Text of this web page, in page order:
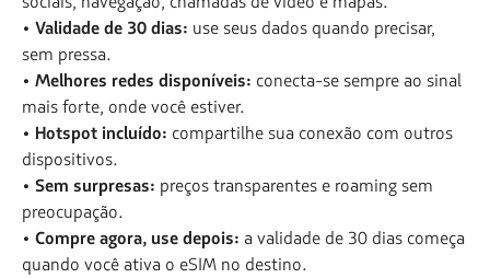
• Validade de 30 dias: use seus dados quando precisar,
sem pressa.
• Melhores redes disponíveis: conecta-se sempre ao sinal
mais forte, onde você estiver.
• Hotspot incluído: compartilhe sua conexão com outros
dispositivos.
• Sem surpresas: preços transparentes e roaming sem
preocupação.
• Compre agora, use depois: a validade de 30 dias começa
quando você ativa o eSIM no destino.